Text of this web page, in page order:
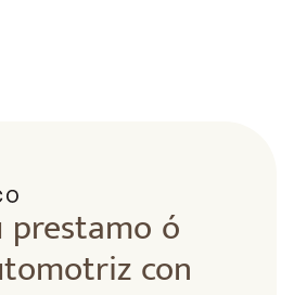
ó
con